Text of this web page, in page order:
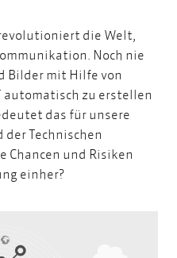
die Welt,
Noch nie
Bilder mit Hilfe von
automatisch zu erstellen
das für unsere
der Technischen
Chancen und Risiken
einher?